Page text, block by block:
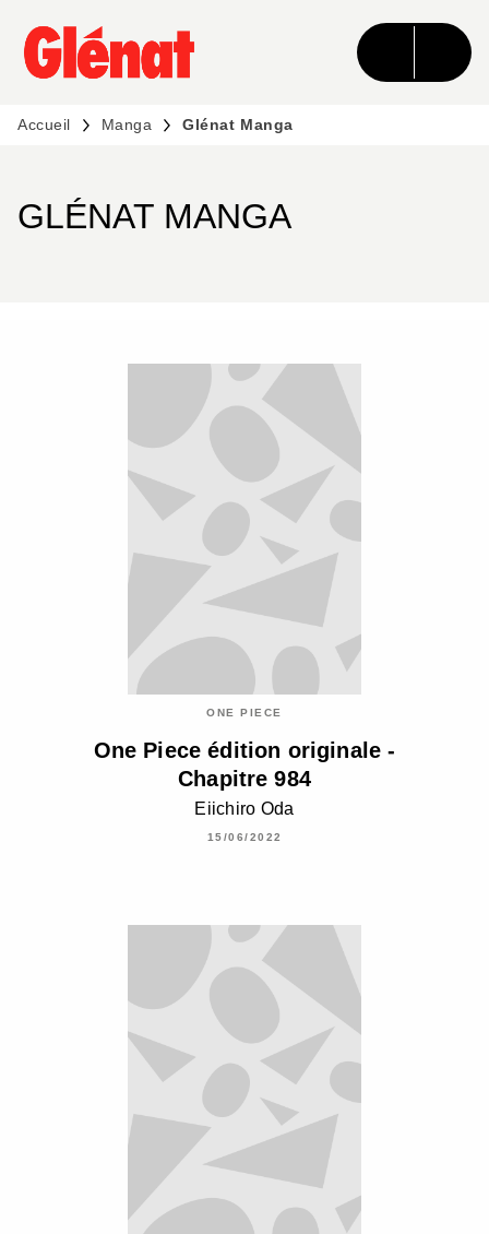
MENU RECHERCHE CONTENU
PIED DE PAGE
Accueil Manga Glénat Manga
GLÉNAT MANGA
ONE PIECE
One Piece édition originale -
Chapitre 984
Eiichiro Oda
15/06/2022